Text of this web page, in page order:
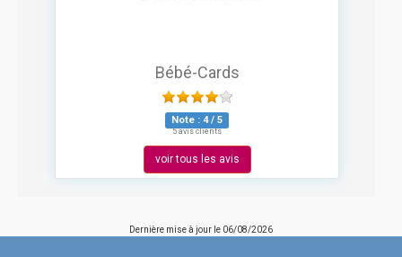
Bébé-Cards
Note : 4/ 5
5 avis clients
voir tous les avis
Dernière mise à jour le 06/08/2026